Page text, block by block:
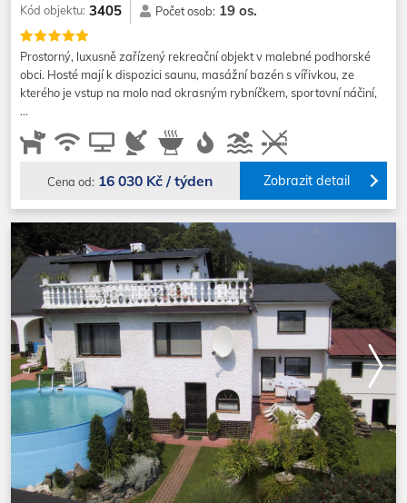
Kód objektu: 3405 Počet osob: 19 os.
Prostorný, luxusně zařízený rekreační objekt v malebné podhorské
obci. Hosté mají k dispozici saunu, masážní bazén s vířivkou, ze
kterého je vstup na molo nad okrasným rybníčkem, sportovní náčiní,
…
Cena od: 16 030 Kč / týden Zobrazit detail